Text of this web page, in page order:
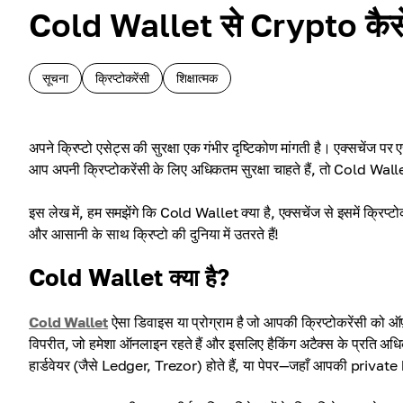
Cold Wallet से Crypto
सूचना क्रिप्टोकरेंसी शिक्षात्मक
अपने क्रिप्टो एसेट्स की सुरक्षा एक गंभीर दृष्टिकोण मांगती है। एक्सचेंज
आप अपनी क्रिप्टोकरेंसी के लिए अधिकतम सुरक्षा चाहते हैं, तो Cold
इस लेख में, हम समझेंगे कि Cold Wallet क्या है, एक्सचेंज से इसमें
और आसानी के साथ क्रिप्टो की दुनिया में उतरते हैं!
Cold Wallet क्या है?
Cold Walletऐसा डिवाइस या प्रोग्राम है जो आपकी क्रिप्टोकरेंसी
विपरीत, जो हमेशा ऑनलाइन रहते हैं और इसलिए हैकिंग अटैक्स के प्रति
हार्डवेयर (जैसे Ledger, Trezor) होते हैं, या पेपर—जहाँ आपकी private